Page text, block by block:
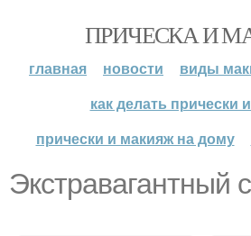
ПРИЧЕСКА И
главная новости
виды
как делать прически
прически и макияж на дому
Экстравагантный